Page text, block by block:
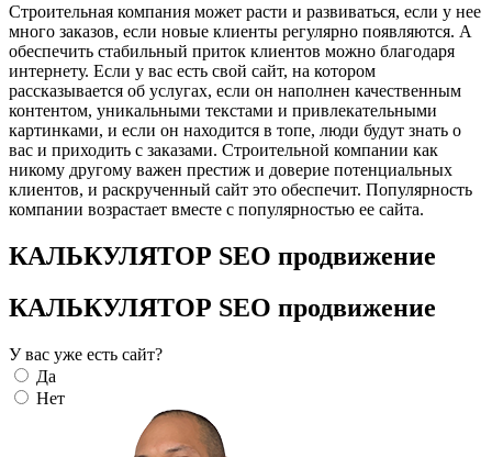
Строительная компания может расти и развиваться, если у нее
много заказов, если новые клиенты регулярно появляются. А
обеспечить стабильный приток клиентов можно благодаря
интернету. Если у вас есть свой сайт, на котором
рассказывается об услугах, если он наполнен качественным
контентом, уникальными текстами и привлекательными
картинками, и если он находится в топе, люди будут знать о
вас и приходить с заказами. Строительной компании как
никому другому важен престиж и доверие потенциальных
клиентов, и раскрученный сайт это обеспечит. Популярность
компании возрастает вместе с популярностью ее сайта.
КАЛЬКУЛЯТОР SEO продвижение
КАЛЬКУЛЯТОР SEO продвижение
У вас уже есть сайт?
Да
Нет